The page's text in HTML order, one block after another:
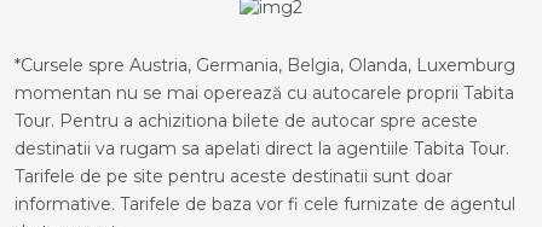
*Cursele spre Austria, Germania, Belgia, Olanda, Luxemburg
momentan nu se mai operează cu autocarele proprii Tabita
Tour. Pentru a achizitiona bilete de autocar spre aceste
destinatii va rugam sa apelati direct la agentiile Tabita Tour.
Tarifele de pe site pentru aceste destinatii sunt doar
informative. Tarifele de baza vor fi cele furnizate de agentul